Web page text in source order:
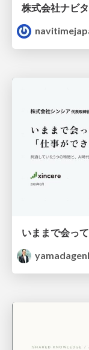
株式会社ナビ